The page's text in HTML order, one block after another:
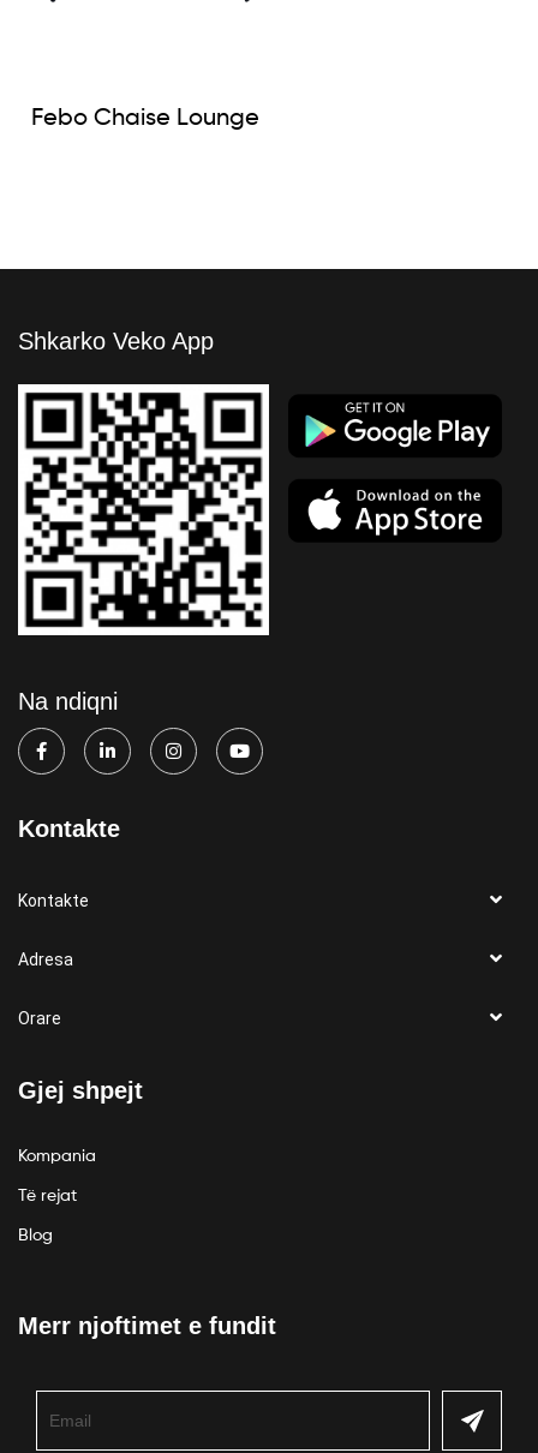
Febo Chaise Lounge
Shkarko Veko App
Na ndiqni
Kontakte
Kontakte
Adresa
Orare
Gjej shpejt
Kompania
Të rejat
Blog
Merr njoftimet e fundit